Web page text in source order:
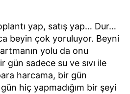
yap, satış yap… Dur…
beyin çok yoruluyor. Beyni
yolu da onu
gün sadece su ve sıvı ile
harcama, bir gün
hiç yapmadığım bir şeyi